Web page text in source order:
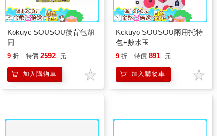
Kokuyo SOUSOU後背包胡
同
9 折 特價 2592 元
加入購物車
Kokuyo SOUSOU兩用托特
包+數水玉
9 折 特價 891 元
加入購物車